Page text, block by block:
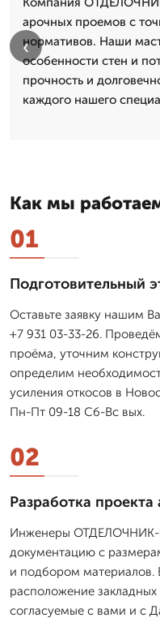
арочных проемов с
нормативов. Наши
особенности стен и
прочность и
каждого нашего
‹
Как мы
01
Подготовительный
Оставьте заявку нашим
+7 931 03-33-26.
проёма, уточним
определим
усиления откосов в
Пн-Пт 09-18 Сб-Вс вых.
02
Разработка
Инженеры ОТДЕЛОЧНИК-
документацию с
и подбором материалов.
расположение
согласуемые с вами и с